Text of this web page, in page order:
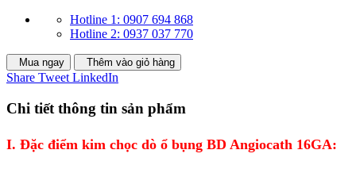
Hotline 1: 0907 694 868
Hotline 2: 0937 037 770
Mua ngay Thêm vào giỏ hàng
Share Tweet LinkedIn
Chi tiết thông tin sản phẩm
I. Đặc điểm kim chọc dò ổ bụng BD Angiocath 16GA: